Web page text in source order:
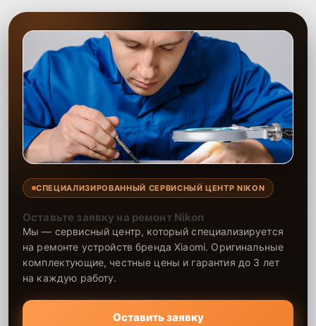
СПЕЦИАЛИЗИРОВАННЫЙ СЕРВИСНЫЙ ЦЕНТР NIKON
Оставьте заявку на ремонт Nikon
Мы — сервисный центр, который специализируется
на ремонте устройств бренда Xiaomi. Оригинальные
комплектующие, честные цены и гарантия до 3 лет
на каждую работу.
Оставить заявку